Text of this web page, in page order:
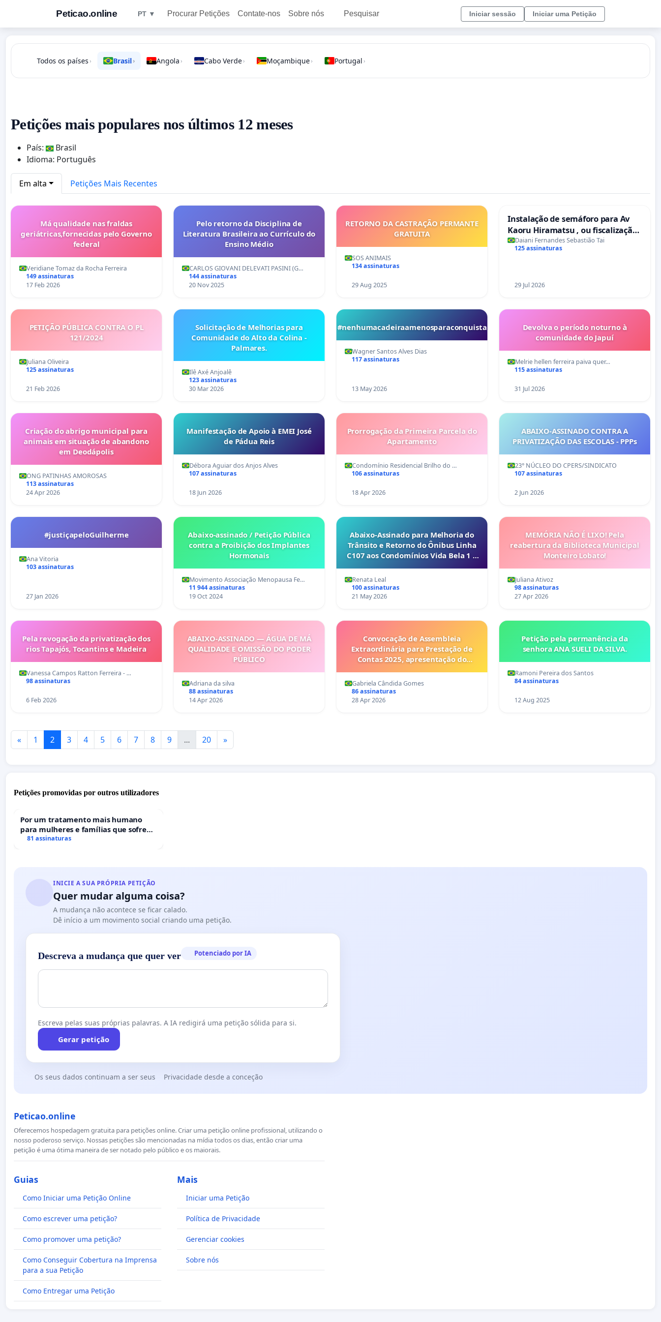
Peticao.online PT ▼ Procurar Petições Contate-nos Sobre nós Pesquisar Iniciar sessão Iniciar uma Petição
Todos os países › Brasil› Angola › Cabo Verde› Moçambique› Portugal ›
Petições mais populares nos últimos 12 meses
País:
Brasil
Idioma: Português
Em alta Petições Mais Recentes
Má qualidade nas fraldas
geriátricas,fornecidas pelo Governo
federal
Veridiane Tomaz da Rocha Ferreira
149 assinaturas
17 Feb 2026
Pelo retorno da Disciplina de
Literatura Brasileira ao Currículo do
Ensino Médio
CARLOS GIOVANI DELEVATI PASINI (G…
144 assinaturas
20 Nov 2025
RETORNO DA CASTRAÇÃO PERMANTE
GRATUITA
SOS ANIMAIS
134 assinaturas
29 Aug 2025
Instalação de semáforo para Av
Kaoru Hiramatsu , ou fiscalização
Eletrônica
Daiani Fernandes Sebastião Tai
125 assinaturas
29 Jul 2026
PETIÇÃO PÚBLICA CONTRA O PL
121/2024
Juliana Oliveira
125 assinaturas
21 Feb 2026
Solicitação de Melhorias para
Comunidade do Alto da Colina -
Palmares.
Ilê Axé Anjoalê
123 assinaturas
30 Mar 2026
#nenhumacadeiraamenosparaconquista
Wagner Santos Alves Dias
117 assinaturas
13 May 2026
Devolva o período noturno à
comunidade do Japuí
Melrie hellen ferreira paiva quer…
115 assinaturas
31 Jul 2026
Criação do abrigo municipal para
animais em situação de abandono
em Deodápolis
ONG PATINHAS AMOROSAS
113 assinaturas
24 Apr 2026
Manifestação de Apoio à EMEI José
de Pádua Reis
Débora Aguiar dos Anjos Alves
107 assinaturas
18 Jun 2026
Prorrogação da Primeira Parcela do
Apartamento
Condomínio Residencial Brilho do …
106 assinaturas
18 Apr 2026
ABAIXO-ASSINADO CONTRA A
PRIVATIZAÇÃO DAS ESCOLAS - PPPs
23° NÚCLEO DO CPERS/SINDICATO
107 assinaturas
2 Jun 2026
#justiçapeloGuilherme
Ana Vitoria
103 assinaturas
27 Jan 2026
Abaixo-assinado / Petição Pública
contra a Proibição dos Implantes
Hormonais
Movimento Associação Menopausa Fe…
11 944 assinaturas
19 Oct 2024
Abaixo-Assinado para Melhoria do
Trânsito e Retorno do Ônibus Linha
C107 aos Condomínios Vida Bela 1 e
Renata Leal
100 assinaturas
21 May 2026
MEMÓRIA NÃO É LIXO! Pela
reabertura da Biblioteca Municipal
Monteiro Lobato!
Juliana Ativoz
98 assinaturas
27 Apr 2026
Pela revogação da privatização dos
rios Tapajós, Tocantins e Madeira
Vanessa Campos Ratton Ferreira - …
98 assinaturas
6 Feb 2026
ABAIXO-ASSINADO — ÁGUA DE MÁ
QUALIDADE E OMISSÃO DO PODER
PÚBLICO
Adriana da silva
88 assinaturas
14 Apr 2026
Convocação de Assembleia
Extraordinária para Prestação de
Contas 2025, apresentação do
Solar da Serra
Gabriela Cândida Gomes
86 assinaturas
28 Apr 2026
Petição pela permanência da
senhora ANA SUELI DA SILVA.
Ramoni Pereira dos Santos
84 assinaturas
12 Aug 2025
« 1 2 3 4 5 6 7 8 9 ... 20 »
Petições promovidas por outros utilizadores
Por um tratamento mais humano
para mulheres e famílias que sofrem
uma perda gestacional nos hospitais
81 assinaturas
INICIE A SUA PRÓPRIA PETIÇÃO
Quer mudar alguma coisa?
A mudança não acontece se ficar calado.
Dê início a um movimento social criando uma petição.
Descreva a mudança que quer ver Potenciado por IA
Escreva pelas suas próprias palavras. A IA redigirá uma petição sólida para si.
Gerar petição
Os seus dados continuam a ser seus Privacidade desde a conceção
Peticao.online
Oferecemos hospedagem gratuita para petições online. Criar uma petição online profissional, utilizando o
nosso poderoso serviço. Nossas petições são mencionadas na mídia todos os dias, então criar uma
petição é uma ótima maneira de ser notado pelo público e os maiorais.
Guias
Como Iniciar uma Petição Online
Como escrever uma petição?
Como promover uma petição?
Como Conseguir Cobertura na Imprensa
para a sua Petição
Como Entregar uma Petição
Mais
Iniciar uma Petição
Política de Privacidade
Gerenciar cookies
Sobre nós